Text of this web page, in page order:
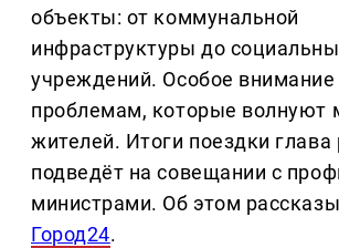
объекты: от коммунальной
инфраструктуры до
учреждений. Особое
проблемам, которые волнуют
жителей. Итоги поездки глава
подведёт на совещании с
министрами. Об этом
Город24.